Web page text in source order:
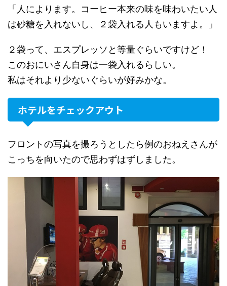
「人によります。コーヒー本来の味を味わいたい人
は砂糖を入れないし、２袋入れる人もいますよ。」
２袋って、エスプレッソと等量ぐらいですけど！
このおにいさん自身は一袋入れるらしい。
私はそれより少ないぐらいが好みかな。
ホテルをチェックアウト
フロントの写真を撮ろうとしたら例のおねえさんが
こっちを向いたので思わずはずしました。